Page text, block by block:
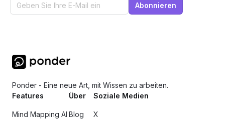
Abonnieren
Ponder - Eine neue Art, mit Wissen zu arbeiten.
Features
Mind Mapping AI
Über
Blog
Soziale Medien
X